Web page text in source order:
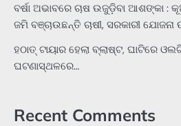
ବର୍ଷା ଅଭାବରେ ଚାଷ ଉଜୁଡ଼ିବା ଆଶଙ୍କା
ଜମି ବଞ୍ଚାଉଛନ୍ତି ଚାଷୀ, ସରକାରୀ
ହଠାତ୍‌ ଟାୟାର ହେଲା ବ୍ଲାଷ୍ଟ, ଘାଟିରେ
ଘଟଣାସ୍ଥଳରେ…
Recent Comments